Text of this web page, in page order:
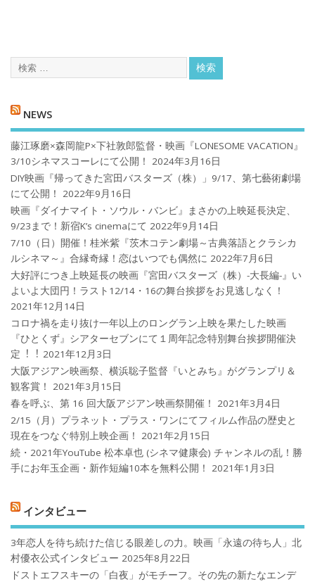
NEWS
藤江琢磨×森岡龍P×下社敦郎監督・映画『LONESOME VACATION』
3/10シネマスコーレにて公開！
2024年3月16日
DIY映画『帰ってきた宮田バスターズ（株）」9/17、第七藝術劇場
にて公開！
2022年9月16日
映画『ダイナマイト・ソウル・バンビ』まさかの上映延長決定、
9/23まで！新宿K’s cinemaにて 2022年9月14日
7/10（日）開催！桂米紫『茨木コテン劇場～古典落語とクラシカ
ルシネマ～』合縁奇縁！恋はいつでも偶然に 2022年7月6日
大好評につき上映延長の映画『宮田バスターズ（株）-大長編-』い
よいよ大団円！ラスト12/14・16の舞台挨拶をお見逃しなく！
2021年12月14日
コロナ禍を⾛り抜け⼀年以上のロングラン上映を果たした映画
『ひとくず』シアターセブンにて１周年記念特別舞台挨拶開催決
定︕︕ 2021年12月3日
大阪アジアン映画祭、横浜聡子監督『いとみち』がグランプリ＆
観客賞！
2021年3月15日
春を呼ぶ、第 16 回大阪アジアン映画祭開催！
2021年3月4日
2/15（月）プラネット・プラス・ワンにてフィルム作品の歴史と
現在をつなぐ特別上映企画！
2021年2月15日
続・2021年YouTube 松本卓也 (シネマ健康会) チャンネルの乱！勝
手にお年玉企画・新作短編10本を無料公開！
2021年1月3日
インタビュー
3年恋人を待ち続けた信じる眼差しの力。映画「永遠の待ち人」北
村優衣公式インタビュー 2025年8月22日
ドストエフスキーの「白夜」がモチーフ。その先の新たなエンデ